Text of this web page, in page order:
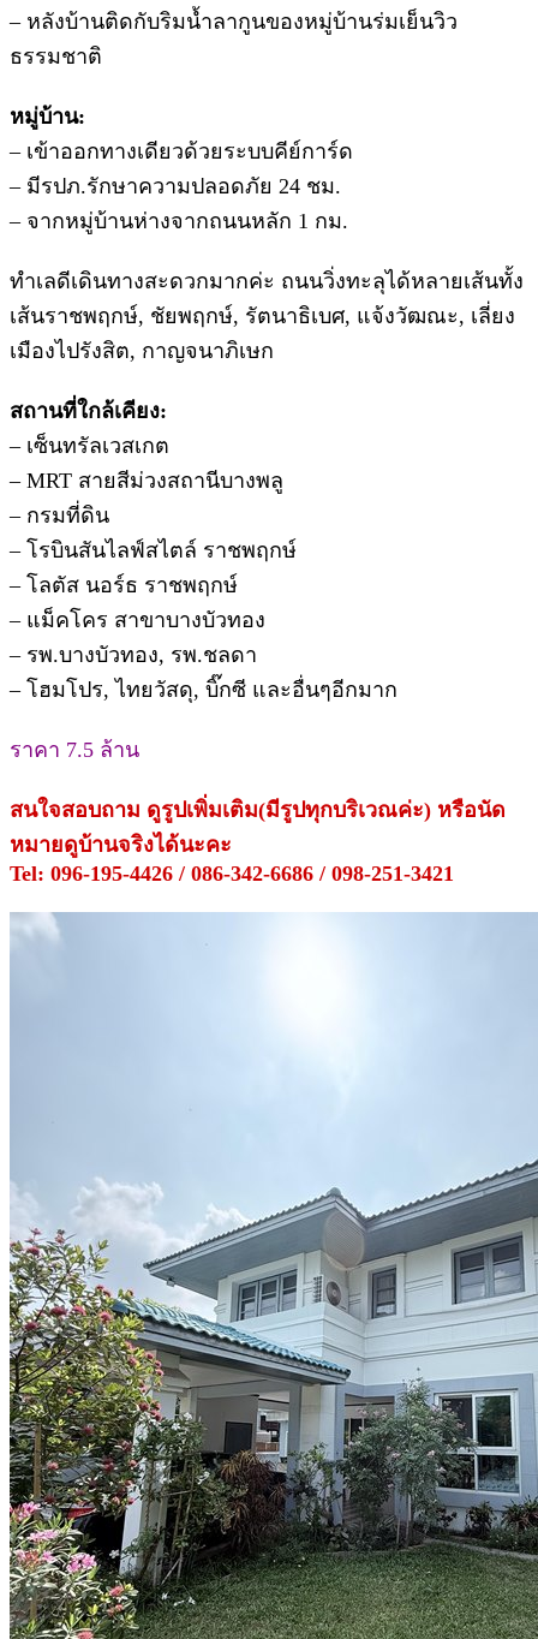
– หลังบ้านติดกับริมน้ำลากูนของหมู่บ้านร่มเย็นวิว
ธรรมชาติ
หมู่บ้าน:
– เข้าออกทางเดียวด้วยระบบคีย์การ์ด
– มีรปภ.รักษาความปลอดภัย 24 ชม.
– จากหมู่บ้านห่างจากถนนหลัก 1 กม.
ทำเลดีเดินทางสะดวกมากค่ะ ถนนวิ่งทะลุได้หลายเส้นทั้ง
เส้นราชพฤกษ์, ชัยพฤกษ์, รัตนาธิเบศ, แจ้งวัฒณะ, เลี่ยง
เมืองไปรังสิต, กาญจนาภิเษก
สถานที่ใกล้เคียง:
– เซ็นทรัลเวสเกต
– MRT สายสีม่วงสถานีบางพลู
– กรมที่ดิน
– โรบินสันไลฟ์สไตล์ ราชพฤกษ์
– โลตัส นอร์ธ ราชพฤกษ์
– แม็คโคร สาขาบางบัวทอง
– รพ.บางบัวทอง, รพ.ชลดา
– โฮมโปร, ไทยวัสดุ, บิ๊กซี และอื่นๆอีกมาก
ราคา 7.5 ล้าน
สนใจสอบถาม ดูรูปเพิ่มเติม(มีรูปทุกบริเวณค่ะ) หรือนัด
หมายดูบ้านจริงได้นะคะ
Tel: 096-195-4426 / 086-342-6686 / 098-251-3421